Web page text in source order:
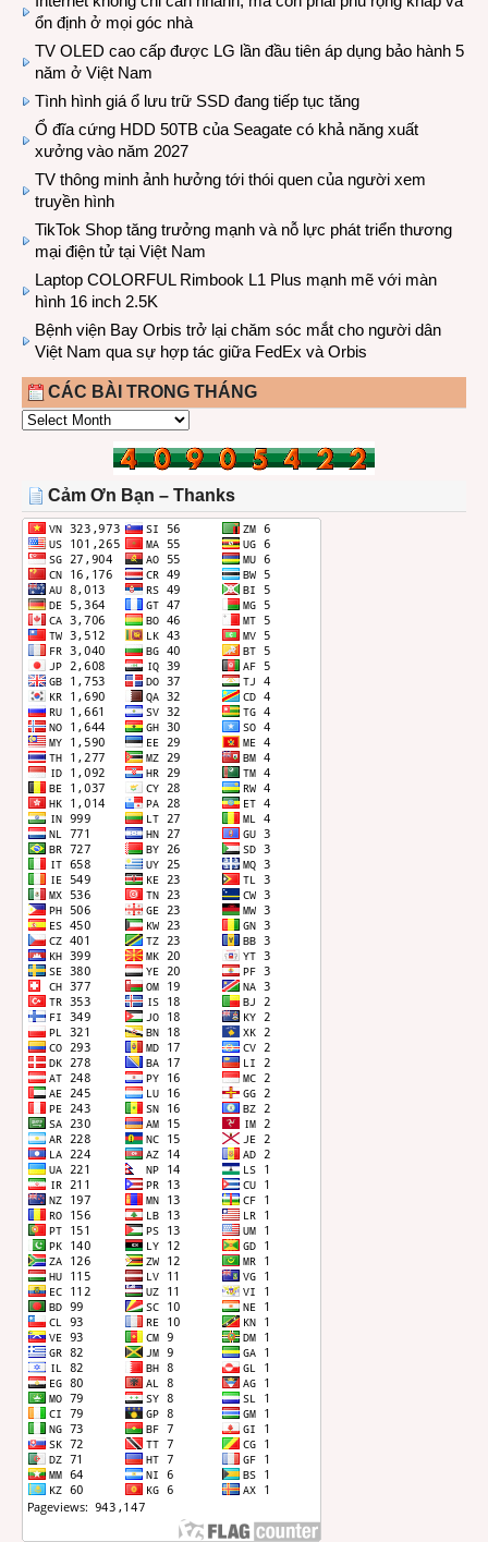
ổn định ở mọi góc nhà
TV OLED cao cấp được LG lần đầu tiên áp dụng bảo hành 5
năm ở Việt Nam
Tình hình giá ổ lưu trữ SSD đang tiếp tục tăng
Ổ đĩa cứng HDD 50TB của Seagate có khả năng xuất
xưởng vào năm 2027
TV thông minh ảnh hưởng tới thói quen của người xem
truyền hình
TikTok Shop tăng trưởng mạnh và nỗ lực phát triển thương
mại điện tử tại Việt Nam
Laptop COLORFUL Rimbook L1 Plus mạnh mẽ với màn
hình 16 inch 2.5K
Bệnh viện Bay Orbis trở lại chăm sóc mắt cho người dân
Việt Nam qua sự hợp tác giữa FedEx và Orbis
CÁC BÀI TRONG THÁNG
CÁC
THÁNG
Cảm Ơn Bạn – Thanks